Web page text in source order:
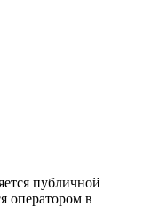
публичной
оператором в